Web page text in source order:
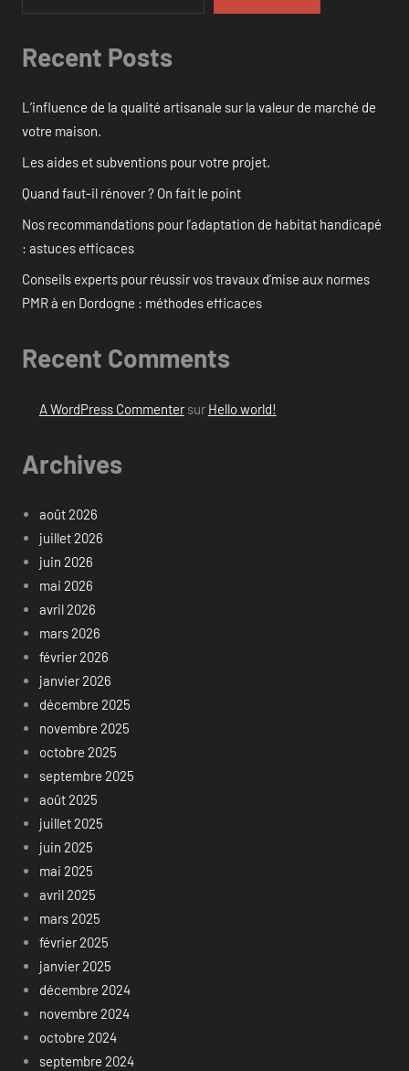
Recent Posts
L’influence de la qualité artisanale sur la valeur de marché de
votre maison.
Les aides et subventions pour votre projet.
Quand faut-il rénover ? On fait le point
Nos recommandations pour l’adaptation de habitat handicapé
: astuces efficaces
Conseils experts pour réussir vos travaux d’mise aux normes
PMR à en Dordogne : méthodes efficaces
Recent Comments
A WordPress Commentersur Hello world!
Archives
août 2026
juillet 2026
juin 2026
mai 2026
avril 2026
mars 2026
février 2026
janvier 2026
décembre 2025
novembre 2025
octobre 2025
septembre 2025
août 2025
juillet 2025
juin 2025
mai 2025
avril 2025
mars 2025
février 2025
janvier 2025
décembre 2024
novembre 2024
octobre 2024
septembre 2024